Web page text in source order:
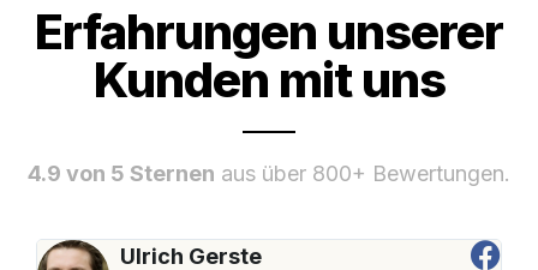
Erfahrungen unserer
Kunden mit uns
4.9 von 5 Sternen aus über 800+ Bewertungen.
Ulrich Gerste